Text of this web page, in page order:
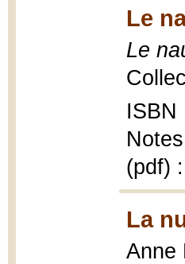
Le
Le
ISBN
(pdf)
La
Anne